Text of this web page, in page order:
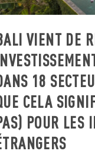
VIENT DE
18
CELA
POUR LES